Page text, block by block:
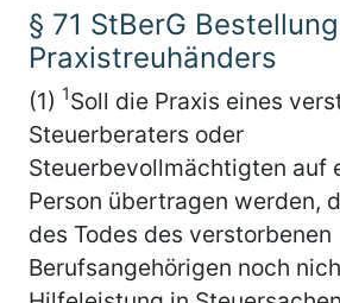
§ 71 StBerG
Praxistreuhänders
(1) 1Soll die Praxis eines
Steuerberaters oder
Steuerbevollmächtigten auf
Person übertragen werden,
des Todes des verstorbenen
Berufsangehörigen noch